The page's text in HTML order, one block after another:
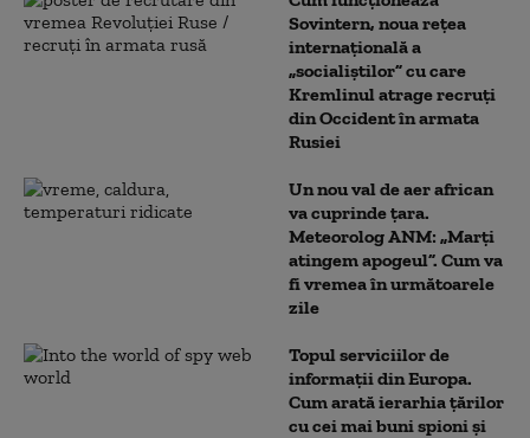
Sovintern, noua rețea
internațională a
„socialiștilor” cu care
Kremlinul atrage recruți
din Occident în armata
Rusiei
Un nou val de aer african
va cuprinde țara.
Meteorolog ANM: „Marți
atingem apogeul”. Cum va
fi vremea în următoarele
zile
Topul serviciilor de
informații din Europa.
Cum arată ierarhia țărilor
cu cei mai buni spioni și